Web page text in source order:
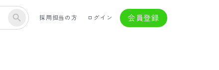
採用担当の方 ログイン 会員登録